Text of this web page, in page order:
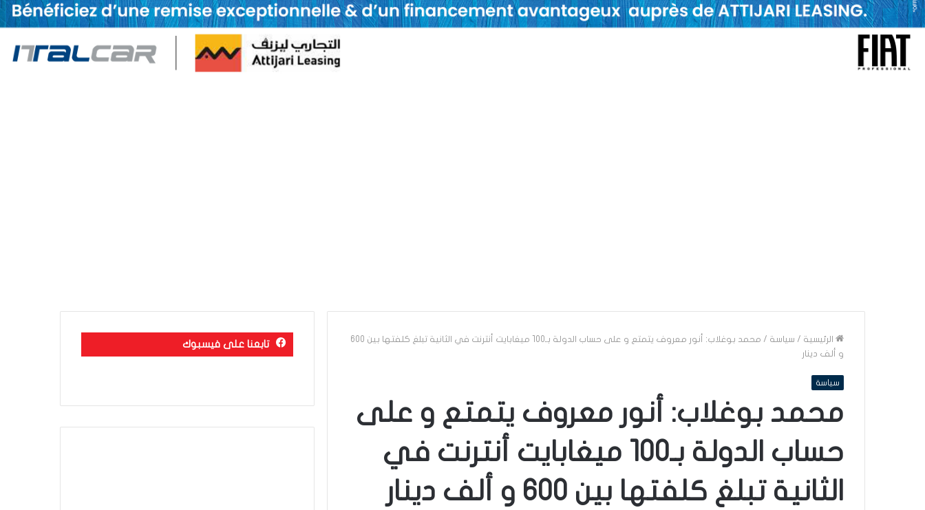
الرئيسية / سياسة /
محمد بوغلاب: أنور معروف يتمتع و على حساب الدولة بـ100 ميغابايت أنترنت في الثانية تبلغ كلفتها بين 600
و ألف دينار
سياسة
محمد بوغلاب: أنور معروف يتمتع و على
حساب الدولة بـ100 ميغابايت أنترنت في
الثانية تبلغ كلفتها بين 600 و ألف دينار
تابعنا على فيسبوك